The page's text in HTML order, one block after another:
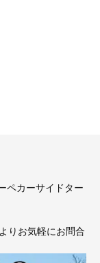
ペカーサイドター
りお気軽にお問合